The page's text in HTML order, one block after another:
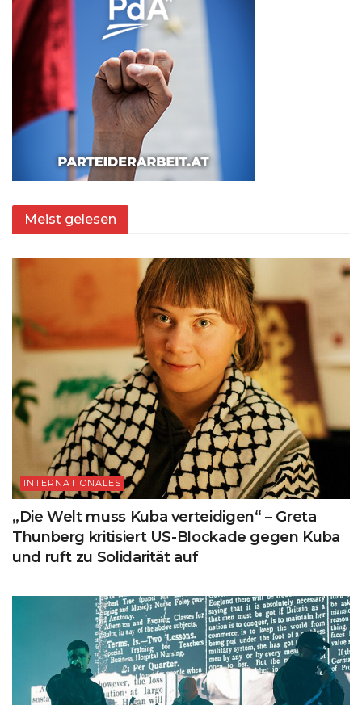
Meist gelesen
INTERNATIONALES
„Die Welt muss Kuba verteidigen“ – Greta
Thunberg kritisiert US-Blockade gegen Kuba
und ruft zu Solidarität auf